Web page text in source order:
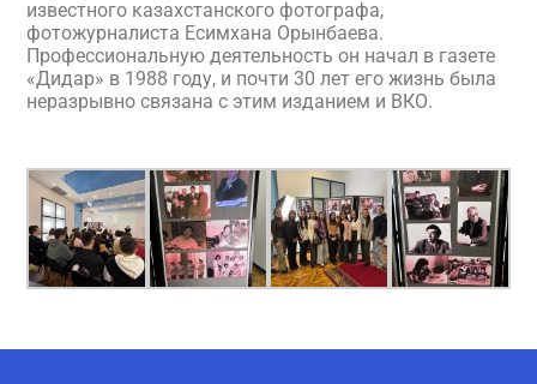
известного казахстанского фотографа,
фотожурналиста Есимхана Орынбаева.
Профессиональную деятельность он начал в газете
«Дидар» в 1988 году, и почти 30 лет его жизнь была
неразрывно связана с этим изданием и ВКО.